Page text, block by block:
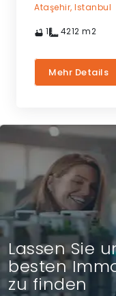
Ataşehir, Istanbul
1 4212 m2
Mehr Details
Lassen Sie
besten
zu finden